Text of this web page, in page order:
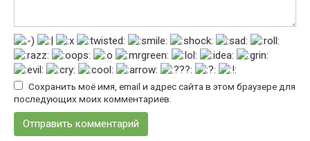
Сохранить моё имя, email и адрес сайта в этом браузере для
последующих моих комментариев.